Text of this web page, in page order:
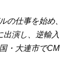
の仕事を始め、
演し、逆輸入
・大連市でCM